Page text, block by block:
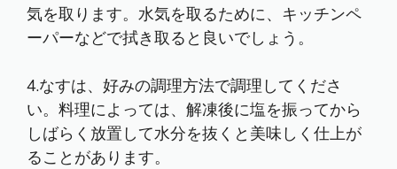
気を取ります。水気を取るために、キッチンペ
ーパーなどで拭き取ると良いでしょう。
4.なすは、好みの調理方法で調理してくださ
い。料理によっては、解凍後に塩を振ってから
しばらく放置して水分を抜くと美味しく仕上が
ることがあります。